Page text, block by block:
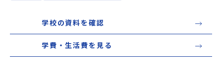
学校の資料を確認
学費・生活費を見る